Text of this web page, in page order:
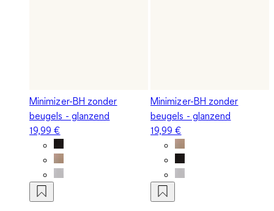
Minimizer-BH zonder
beugels - glanzend
19,99 €
Minimizer-BH zonder
beugels - glanzend
19,99 €